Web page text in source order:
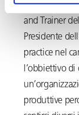
Professional
and Trainer
Presidente
practice nel
l’obbiettivo di
produttive